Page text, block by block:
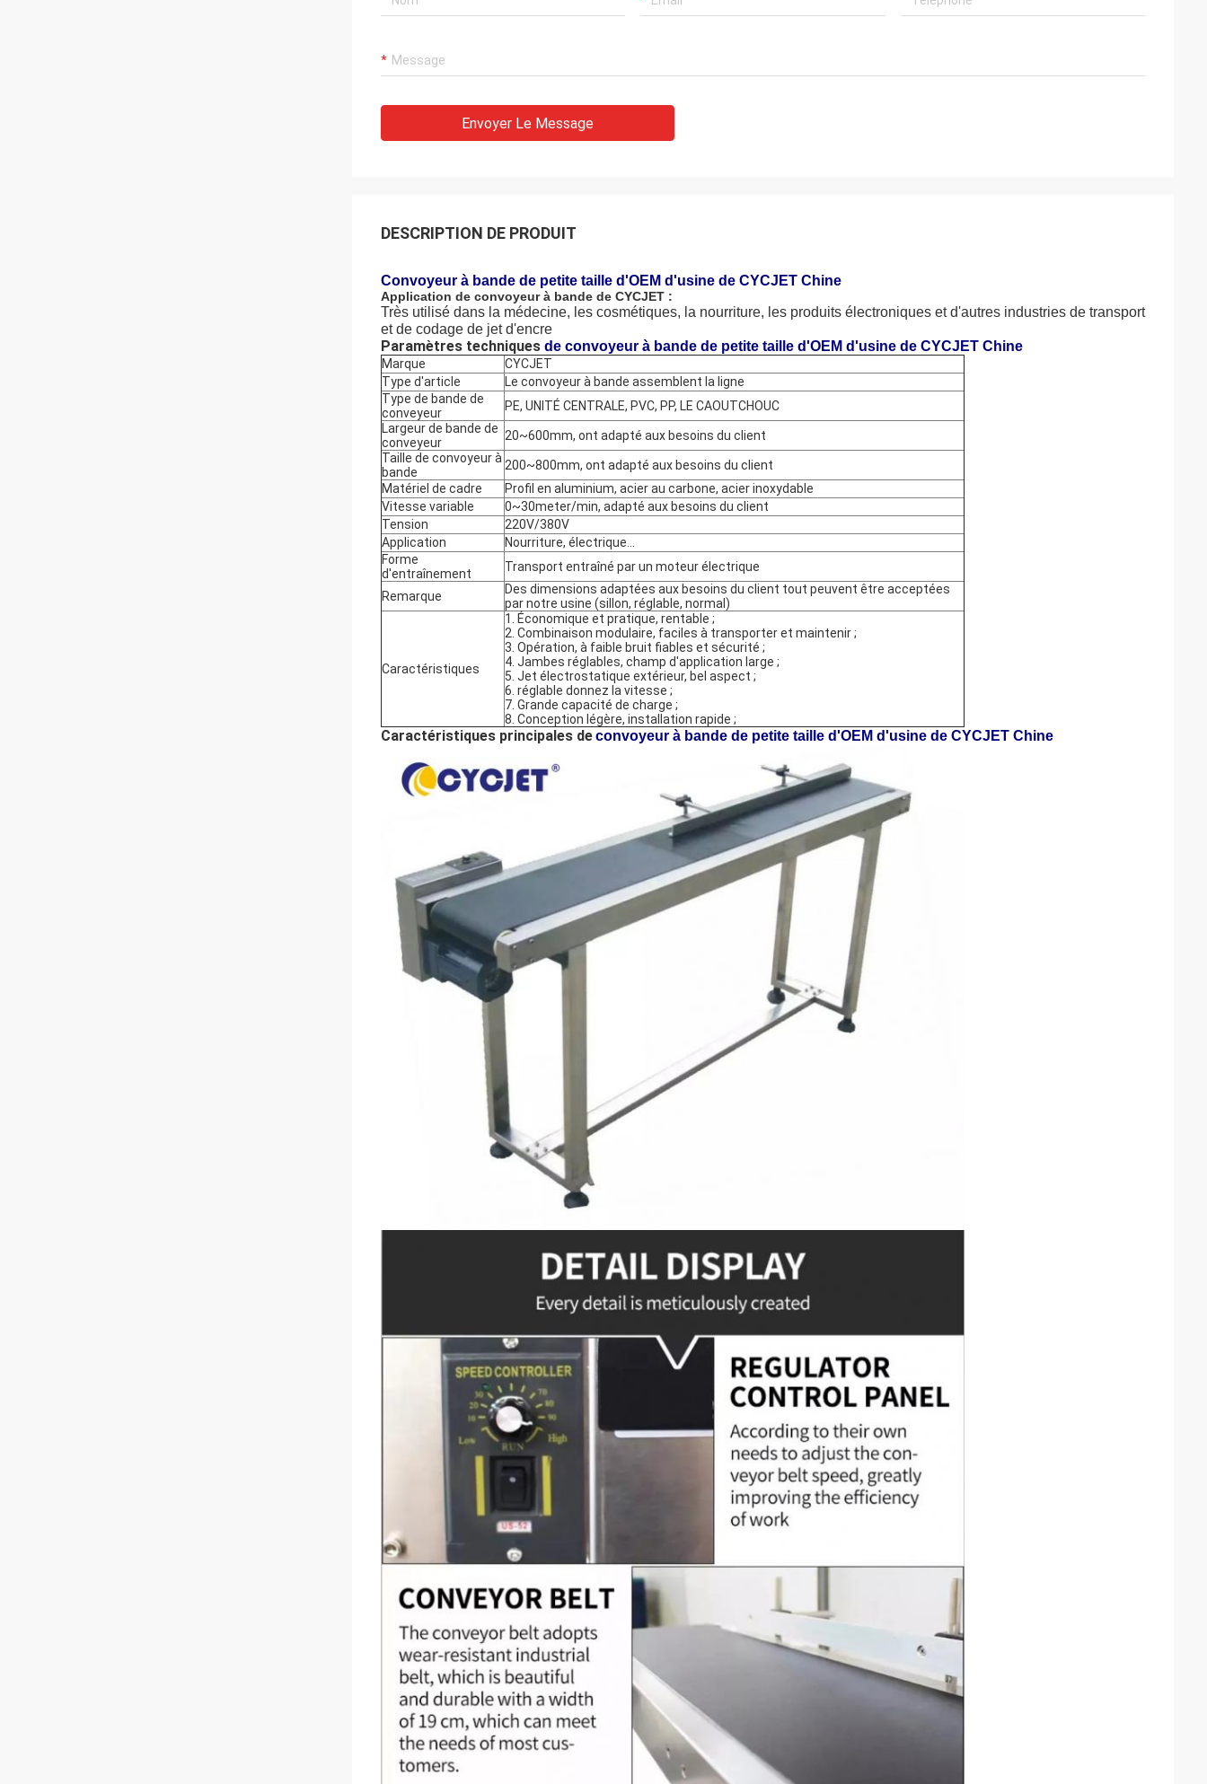
Envoyer Le Message
DESCRIPTION DE PRODUIT
Convoyeur à bande de petite taille d'OEM d'usine de CYCJET Chine
Application de convoyeur à bande de CYCJET :
Très utilisé dans la médecine, les cosmétiques, la nourriture, les produits électroniques et d'autres industries de transport
et de codage de jet d'encre
Paramètres techniques de convoyeur à bande de petite taille d'OEM d'usine de CYCJET Chine
Marque
CYCJET
Type d'article
Le convoyeur à bande assemblent la ligne
Type de bande de
conveyeur
PE, UNITÉ CENTRALE, PVC, PP, LE CAOUTCHOUC
Largeur de bande de
conveyeur
20~600mm, ont adapté aux besoins du client
Taille de convoyeur à
bande
200~800mm, ont adapté aux besoins du client
Matériel de cadre
Profil en aluminium, acier au carbone, acier inoxydable
Vitesse variable
0~30meter/min, adapté aux besoins du client
Tension
220V/380V
Application
Nourriture, électrique…
Forme
d'entraînement
Transport entraîné par un moteur électrique
Remarque
Des dimensions adaptées aux besoins du client tout peuvent être acceptées
par notre usine (sillon, réglable, normal)
Caractéristiques
1. Économique et pratique, rentable ;
2. Combinaison modulaire, faciles à transporter et maintenir ;
3. Opération, à faible bruit fiables et sécurité ;
4. Jambes réglables, champ d'application large ;
5. Jet électrostatique extérieur, bel aspect ;
6. réglable donnez la vitesse ;
7. Grande capacité de charge ;
8. Conception légère, installation rapide ;
Caractéristiques principales deconvoyeur à bande de petite taille d'OEM d'usine de CYCJET Chine